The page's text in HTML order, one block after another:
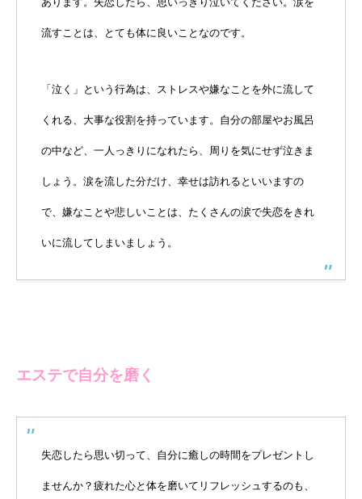
流すことは、とても体に良いことなのです。
「泣く」という行為は、ストレスや嫌なことを外に流して
くれる、大事な役割を持っています。自分の部屋やお風呂
の中など、一人っきりになれたら、周りを気にせず泣きま
しょう。涙を流した分だけ、幸せは訪れるといいますの
で、嫌なことや悲しいことは、たくさんの涙で失恋をきれ
いに流してしまいましょう。
エステで自分を磨く
失恋したら思い切って、自分に癒しの時間をプレゼントし
ませんか？疲れた心と体を磨いてリフレッシュするのも、